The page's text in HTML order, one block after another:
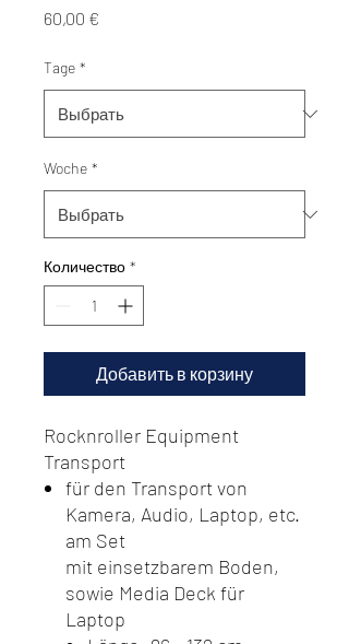
60,00 €
Tage *
Woche *
Количество *
Добавить в корзину
Rocknroller Equipment
Transport
für den Transport von
Kamera, Audio, Laptop, etc.
am Set
mit einsetzbarem Boden,
sowie Media Deck für
Laptop